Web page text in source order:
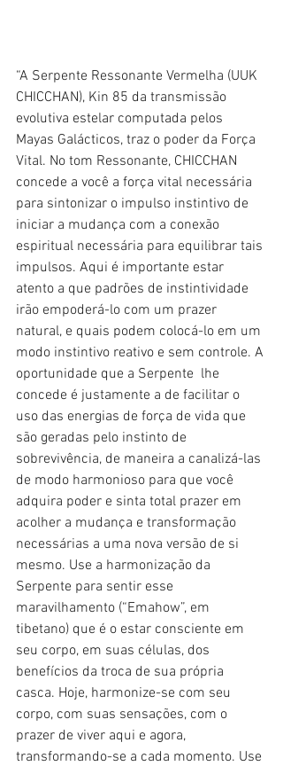
“A Serpente Ressonante Vermelha (UUK
CHICCHAN), Kin 85 da transmissão
evolutiva estelar computada pelos
Mayas Galácticos, traz o poder da Força
Vital. No tom Ressonante, CHICCHAN
concede a você a força vital necessária
para sintonizar o impulso instintivo de
iniciar a mudança com a conexão
espiritual necessária para equilibrar tais
impulsos. Aqui é importante estar
atento a que padrões de instintividade
irão empoderá-lo com um prazer
natural, e quais podem colocá-lo em um
modo instintivo reativo e sem controle. A
oportunidade que a Serpente  lhe
concede é justamente a de facilitar o
uso das energias de força de vida que
são geradas pelo instinto de
sobrevivência, de maneira a canalizá-las
de modo harmonioso para que você
adquira poder e sinta total prazer em
acolher a mudança e transformação
necessárias a uma nova versão de si
mesmo. Use a harmonização da
Serpente para sentir esse
maravilhamento (“Emahow”, em
tibetano) que é o estar consciente em
seu corpo, em suas células, dos
benefícios da troca de sua própria
casca. Hoje, harmonize-se com seu
corpo, com suas sensações, com o
prazer de viver aqui e agora,
transformando-se a cada momento. Use